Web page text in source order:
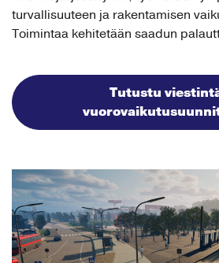
turvallisuuteen ja rakentamisen
Toimintaa kehitetään saadun
Tutustu